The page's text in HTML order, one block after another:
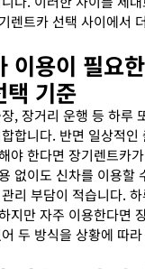
렌트카 선택 사이에서
이용이 필요
택 기준
, 장거리 운행 등 하루
합니다. 반면 일상적인
야 한다면 장기렌트카
없이도 신차를 이용할
리 부담이 적습니다.
지만 자주 이용한다면
두 방식을 상황에 따